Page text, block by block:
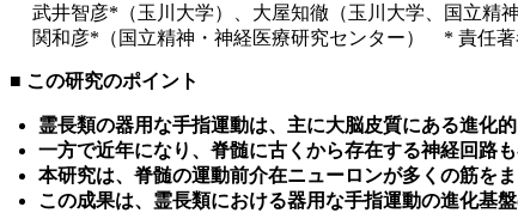
武井智彦*（玉川大学）、大屋知徹（玉川大学、国立精
関和彦*（国立精神・神経医療研究センター） * 責任著
■ この研究のポイント
霊長類の器用な手指運動は、主に大脳皮質にある進化
一方で近年になり、脊髄に古くから存在する神経回路
本研究は、脊髄の運動前介在ニューロンが多くの筋を
この成果は、霊長類における器用な手指運動の進化基